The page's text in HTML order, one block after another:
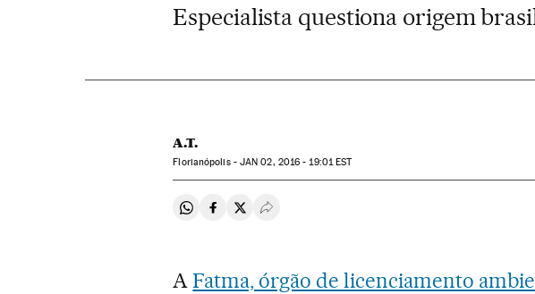
Especialista questiona origem
A.T.
Florianópolis - JAN 02, 2016 - 19:01EST
Compartir en Whatsapp
Compartir en Facebook
Compartir en Twitter
Desplegar Redes Sociales
AFatma, órgão de licenciamento